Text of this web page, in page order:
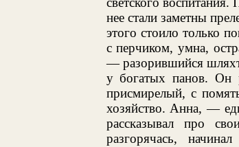
нее стали заметны
этого стоило только
с перчиком, умна,
— разорившийся
у богатых панов. Он
присмирелый, с
хозяйство. Анна, —
рассказывал про
разгорячась,